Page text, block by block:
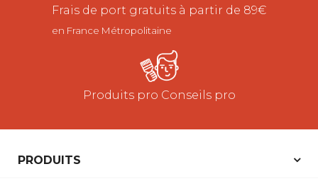
Frais de port gratuits à partir de 89€
en France Métropolitaine
Produits pro Conseils pro
PRODUITS